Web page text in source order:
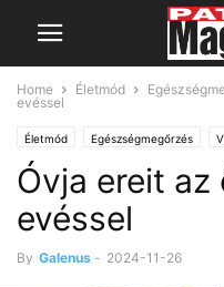
Home Életmód
evéssel
Életmód Egészségmegőrzés
Óvja ereit az
evéssel
By Galenus - 2024-11-26